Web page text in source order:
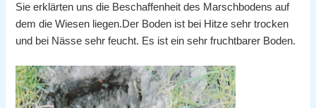
Sie erklärten uns die Beschaffenheit des Marschbodens auf
dem die Wiesen liegen.Der Boden ist bei Hitze sehr trocken
und bei Nässe sehr feucht. Es ist ein sehr fruchtbarer Boden.